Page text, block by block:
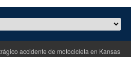
accidente de motocicleta en Kansas